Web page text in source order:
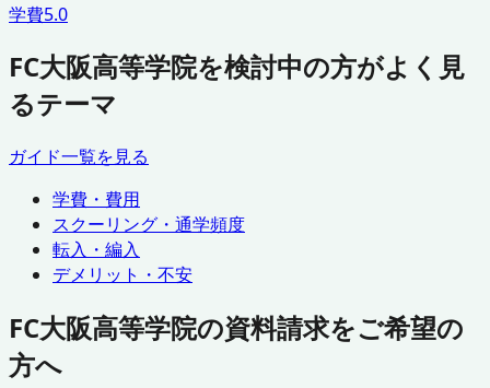
学費5.0
FC大阪高等学院を検討中の方がよく見
るテーマ
ガイド一覧を見る
学費・費用
スクーリング・通学頻度
転入・編入
デメリット・不安
FC大阪高等学院の資料請求をご希望の
方へ